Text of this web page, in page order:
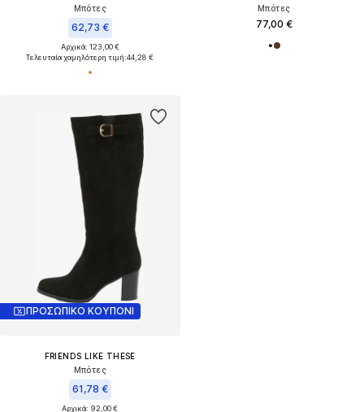
Μπότες
62,73 €
Αρχικά: 123,00 €
Τελευταία χαμηλότερη τιμή:44,28 €
Μπότες
77,00 €
ΠΡΟΣΩΠΙΚΟ ΚΟΥΠΟΝΙ
FRIENDS LIKE THESE
Μπότες
61,78 €
Αρχικά: 92,00 €